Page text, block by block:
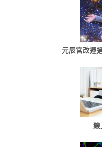
元辰宮改運
線